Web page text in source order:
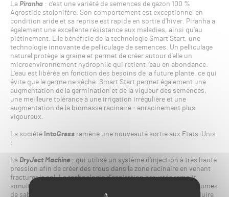
La Piranha: c’est une variété de semences de gazon 100 %
Agrostide stolonifère. Son comportement est exceptionnel en
condition aride et sa reprise est rapide en sortie d’hiver. Piranha a
également une excellente résistance aux maladies, ainsi qu’au
piétinement. Elle bénéficie de la technologie Smart Start, une
technologie innovante de pelliculage de semences. Un pelliculage
naturel protège la graine et permet de créer autour d’elle un
microenvironnement hydrophile qui retient l’eau en abondance.
L’eau est libérée en fonction des besoins de la future plante, ce qui
évite que le germe ne sèche. Smart Start permet également une
augmentation de la germination et de la vigueur des semences,
une meilleure tolérance à une irrigation irrégulière et une
augmentation de la biomasse racinaire : enracinement plus
vigoureux.
La société IntoGrass ramène une nouveauté sortie aux Etats-Unis
:
La DryJect Machine: qui utilise un système d’injection à très haute
pression afin de créer des trous dans la zone racinaire en venant
fracturer le sol. La technologie d’aspiration brevetée remplit
simultanément les trous jusqu’à la surface avec de grands volumes
de sable ou d’amendement. Cela signifie que vous pouvez réduire